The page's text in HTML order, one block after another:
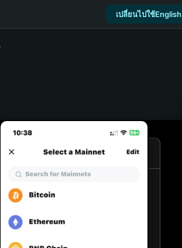
เปลี่ยนไปใช้English